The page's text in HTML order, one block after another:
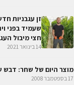
זן עגבניות
חצי מיבול
14 בינואר 2021
מוצר היום של שחר: דבש של 45 מעלות
17 בספטמבר 2008